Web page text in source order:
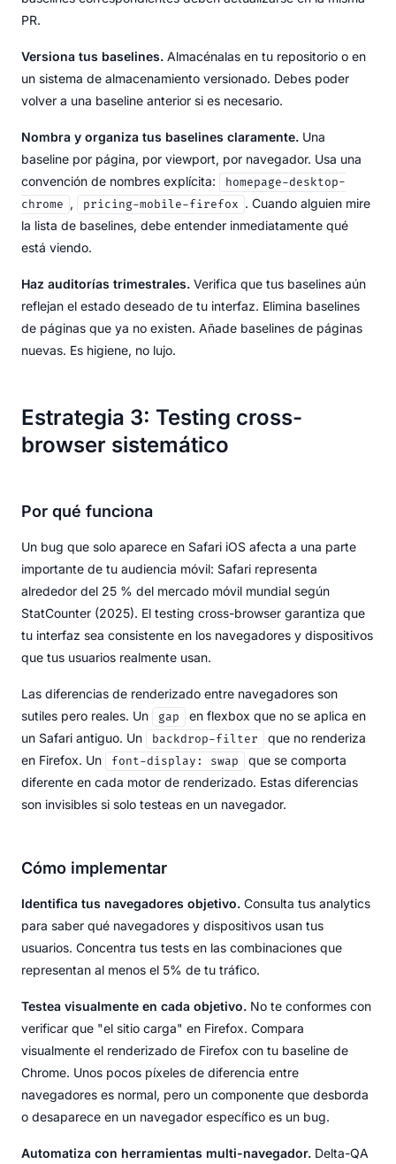
PR.
Versiona tus baselines. Almacénalas en tu repositorio o en
un sistema de almacenamiento versionado. Debes poder
volver a una baseline anterior si es necesario.
Nombra y organiza tus baselines claramente. Una
baseline por página, por viewport, por navegador. Usa una
convención de nombres explícita:
homepage-desktop-
chrome , pricing-mobile-firefox . Cuando alguien mire
la lista de baselines, debe entender inmediatamente qué
está viendo.
Haz auditorías trimestrales. Verifica que tus baselines aún
reflejan el estado deseado de tu interfaz. Elimina baselines
de páginas que ya no existen. Añade baselines de páginas
nuevas. Es higiene, no lujo.
Estrategia 3: Testing cross-
browser sistemático
Por qué funciona
Un bug que solo aparece en Safari iOS afecta a una parte
importante de tu audiencia móvil: Safari representa
alrededor del 25 % del mercado móvil mundial según
StatCounter (2025). El testing cross-browser garantiza que
tu interfaz sea consistente en los navegadores y dispositivos
que tus usuarios realmente usan.
Las diferencias de renderizado entre navegadores son
sutiles pero reales. Un
gap
en flexbox que no se aplica en
un Safari antiguo. Un
backdrop-filter
que no renderiza
en Firefox. Un
font-display: swap
que se comporta
diferente en cada motor de renderizado. Estas diferencias
son invisibles si solo testeas en un navegador.
Cómo implementar
Identifica tus navegadores objetivo. Consulta tus analytics
para saber qué navegadores y dispositivos usan tus
usuarios. Concentra tus tests en las combinaciones que
representan al menos el 5% de tu tráfico.
Testea visualmente en cada objetivo. No te conformes con
verificar que "el sitio carga" en Firefox. Compara
visualmente el renderizado de Firefox con tu baseline de
Chrome. Unos pocos píxeles de diferencia entre
navegadores es normal, pero un componente que desborda
o desaparece en un navegador específico es un bug.
Automatiza con herramientas multi-navegador. Delta-QA